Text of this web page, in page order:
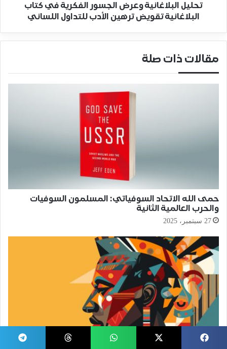
تحليل البلاغانية وعرض الجسور الفكرية في كتاب
البلاغانية تقويض ترهين الأدب للتداول اللساني
مقالات ذات صلة
حمى الله الاتحاد السوفياتي: المسلمون السوفيات
والحرب العالمية الثانية
27 سبتمبر، 2025